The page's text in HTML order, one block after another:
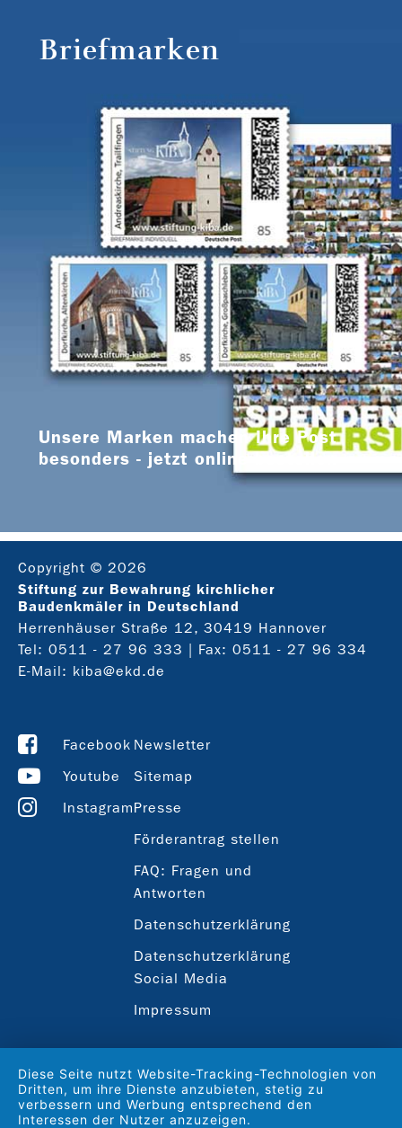
Briefmarken
Unsere Marken machen Ihre Post
besonders - jetzt online bestellen
Copyright © 2026
Stiftung zur Bewahrung kirchlicher
Baudenkmäler in Deutschland
Herrenhäuser Straße 12, 30419 Hannover
Tel: 0511 - 27 96 333 | Fax: 0511 - 27 96 334
E-Mail: kiba@ekd.de
Facebook
Youtube
Instagram
Newsletter
Sitemap
Presse
Förderantrag stellen
FAQ: Fragen und
Antworten
Datenschutzerklärung
Datenschutzerklärung
Social Media
Impressum
Diese Seite nutzt Website-Tracking-Technologien von
Dritten, um ihre Dienste anzubieten, stetig zu
verbessern und Werbung entsprechend den
Interessen der Nutzer anzuzeigen.